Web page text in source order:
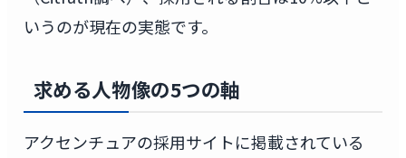
いうのが現在の実態です。
求める人物像の5つの軸
アクセンチュアの採用サイトに掲載されている